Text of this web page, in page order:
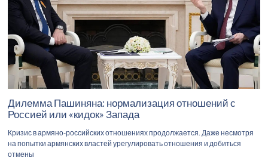
Дилемма Пашиняна: нормализация отношений с
Россией или «кидок» Запада
Кризис в армяно-российских отношениях продолжается. Даже несмотря
на попытки армянских властей урегулировать отношения и добиться
отмены